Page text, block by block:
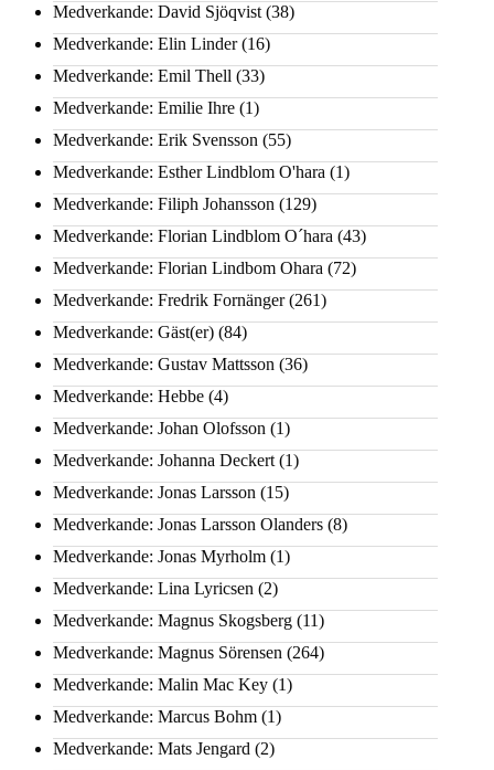
Medverkande: David Sjöqvist (38)
Medverkande: Elin Linder(16)
Medverkande: Emil Thell (33)
Medverkande: Emilie Ihre (1)
Medverkande: Erik Svensson (55)
Medverkande: Esther Lindblom O'hara (1)
Medverkande: Filiph Johansson (129)
Medverkande: Florian Lindblom O´hara (43)
Medverkande: Florian Lindbom Ohara (72)
Medverkande: Fredrik Fornänger(261)
Medverkande: Gäst(er) (84)
Medverkande: Gustav Mattsson (36)
Medverkande: Hebbe (4)
Medverkande: Johan Olofsson (1)
Medverkande: Johanna Deckert (1)
Medverkande: Jonas Larsson (15)
Medverkande: Jonas Larsson Olanders (8)
Medverkande: Jonas Myrholm (1)
Medverkande: Lina Lyricsen (2)
Medverkande: Magnus Skogsberg (11)
Medverkande: Magnus Sörensen (264)
Medverkande: Malin Mac Key (1)
Medverkande: Marcus Bohm (1)
Medverkande: Mats Jengard (2)